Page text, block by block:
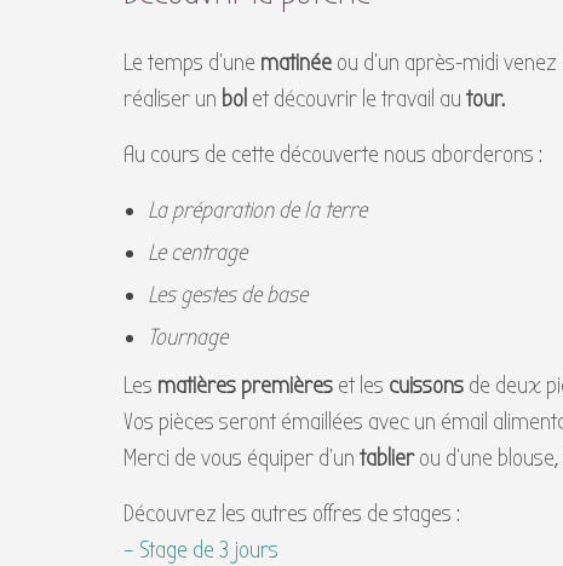
Le temps d’une matinée ou d’un après-midi
réaliser un bol et découvrir le travail au tour.
Au cours de cette découverte nous aborderons :
La préparation de la terre
Le centrage
Les gestes de base
Tournage
Les matières premières et les cuissons de deux
Vos pièces seront émaillées avec un émail
Merci de vous équiper d’un tablierou d’une
Découvrez les autres offres de stages :
– Stage de 3 jours